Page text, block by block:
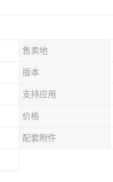
售卖地
版本
支持应用
价格
配套附件